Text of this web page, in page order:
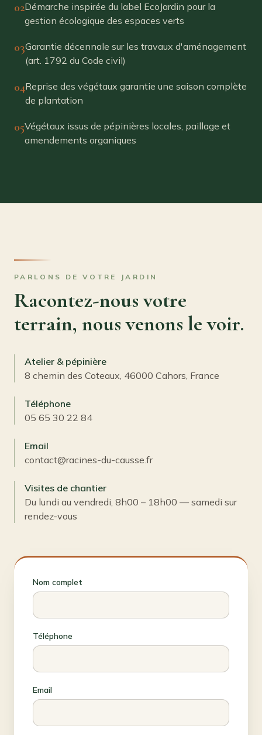
02Démarche inspirée du label EcoJardin pour la
gestion écologique des espaces verts
03Garantie décennale sur les travaux d'aménagement
(art. 1792 du Code civil)
04Reprise des végétaux garantie une saison complète
de plantation
05Végétaux issus de pépinières locales, paillage et
amendements organiques
PARLONS DE VOTRE JARDIN
Racontez-nous votre
terrain, nous venons le voir.
Atelier & pépinière
8 chemin des Coteaux, 46000 Cahors, France
Téléphone
05 65 30 22 84
Email
contact@racines-du-causse.fr
Visites de chantier
Du lundi au vendredi, 8h00 – 18h00 — samedi sur
rendez-vous
Nom complet
Téléphone
Email